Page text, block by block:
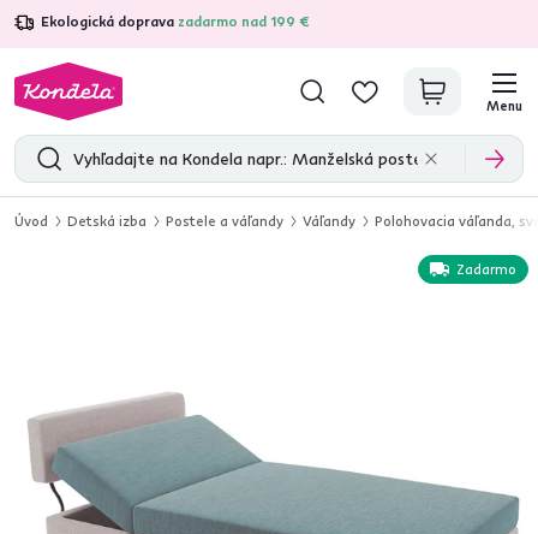
Ekologická doprava zadarmo nad 199 €
4,7 31 211overených produktových recenzií
Menu
Úvod Detská izba Postele a váľandy Váľandy Polohovacia váľanda,
Zadarmo